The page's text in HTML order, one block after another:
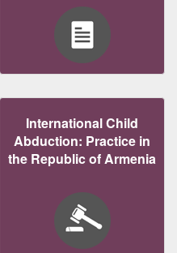
International Child
Abduction: Practice in
the Republic of Armenia